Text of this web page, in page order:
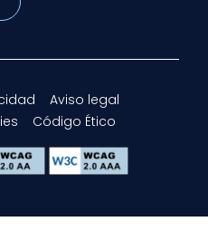
Aviso legal
Código Ético